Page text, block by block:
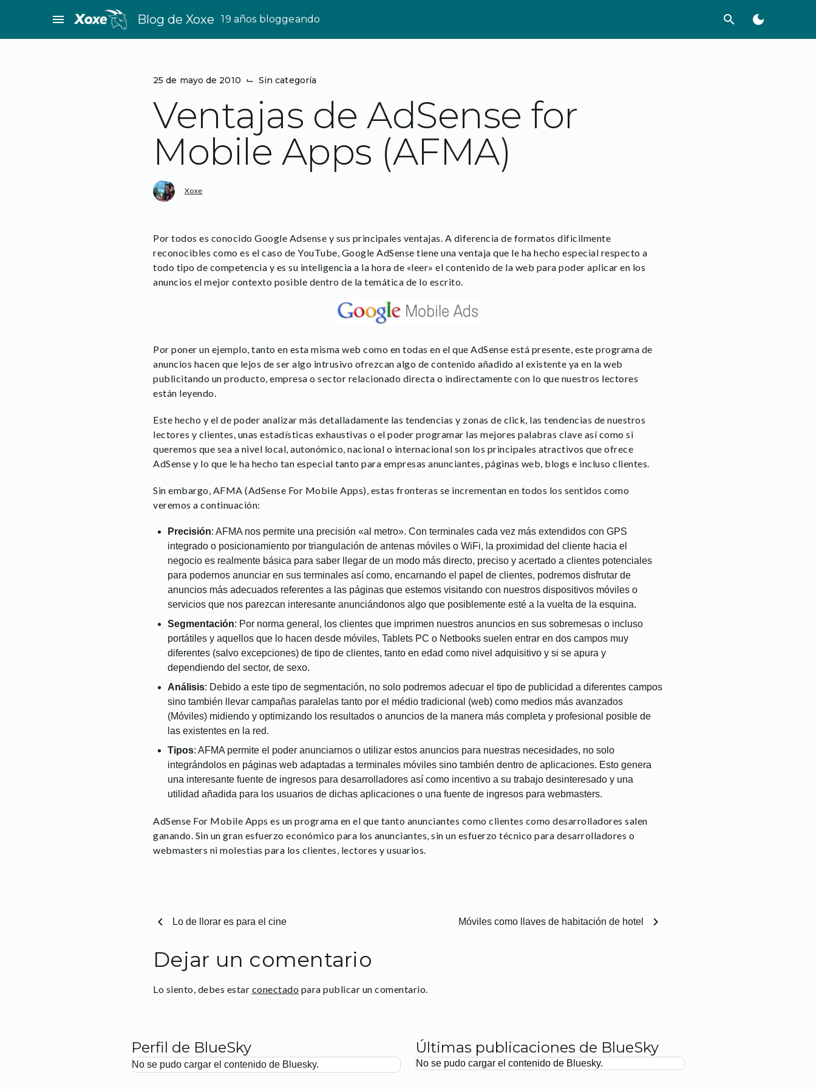
menu Blog de Xoxe 19 años bloggeando search dark_mode
25 de mayo de 2010 ⌙ Sin categoría
Ventajas de AdSense for
Mobile Apps (AFMA)
Xoxe
Por todos es conocido Google Adsense y sus principales ventajas. A diferencia de formatos dificilmente
reconocibles como es el caso de YouTube, Google AdSense tiene una ventaja que le ha hecho especial respecto a
todo tipo de competencia y es su inteligencia a la hora de «leer» el contenido de la web para poder aplicar en los
anuncios el mejor contexto posible dentro de la temática de lo escrito.
Por poner un ejemplo, tanto en esta misma web como en todas en el que AdSense está presente, este programa de
anuncios hacen que lejos de ser algo intrusivo ofrezcan algo de contenido añadido al existente ya en la web
publicitando un producto, empresa o sector relacionado directa o indirectamente con lo que nuestros lectores
están leyendo.
Este hecho y el de poder analizar más detalladamente las tendencias y zonas de click, las tendencias de nuestros
lectores y clientes, unas estadísticas exhaustivas o el poder programar las mejores palabras clave así como si
queremos que sea a nivel local, autonómico, nacional o internacional son los principales atractivos que ofrece
AdSense y lo que le ha hecho tan especial tanto para empresas anunciantes, páginas web, blogs e incluso clientes.
Sin embargo, AFMA (AdSense For Mobile Apps), estas fronteras se incrementan en todos los sentidos como
veremos a continuación:
Precisión: AFMA nos permite una precisión «al metro». Con terminales cada vez más extendidos con GPS
integrado o posicionamiento por triangulación de antenas móviles o WiFi, la proximidad del cliente hacia el
negocio es realmente básica para saber llegar de un modo más directo, preciso y acertado a clientes potenciales
para podernos anunciar en sus terminales así como, encarnando el papel de clientes, podremos disfrutar de
anuncios más adecuados referentes a las páginas que estemos visitando con nuestros dispositivos móviles o
servicios que nos parezcan interesante anunciándonos algo que posiblemente esté a la vuelta de la esquina.
Segmentación: Por norma general, los clientes que imprimen nuestros anuncios en sus sobremesas o incluso
portátiles y aquellos que lo hacen desde móviles, Tablets PC o Netbooks suelen entrar en dos campos muy
diferentes (salvo excepciones) de tipo de clientes, tanto en edad como nivel adquisitivo y si se apura y
dependiendo del sector, de sexo.
Análisis: Debido a este tipo de segmentación, no solo podremos adecuar el tipo de publicidad a diferentes campos
sino también llevar campañas paralelas tanto por el médio tradicional (web) como medios más avanzados
(Móviles) midiendo y optimizando los resultados o anuncios de la manera más completa y profesional posible de
las existentes en la red.
Tipos: AFMA permite el poder anunciarnos o utilizar estos anuncios para nuestras necesidades, no solo
integrándolos en páginas web adaptadas a terminales móviles sino también dentro de aplicaciones. Esto genera
una interesante fuente de ingresos para desarrolladores así como incentivo a su trabajo desinteresado y una
utilidad añadida para los usuarios de dichas aplicaciones o una fuente de ingresos para webmasters.
AdSense For Mobile Apps es un programa en el que tanto anunciantes como clientes como desarrolladores salen
ganando. Sin un gran esfuerzo económico para los anunciantes, sin un esfuerzo técnico para desarrolladores o
webmasters ni molestias para los clientes, lectores y usuarios.
chevron_left Lo de llorar es para el cine Móviles como llaves de habitación de hotel chevron_right
Dejar un comentario
Lo siento, debes estar conectado para publicar un comentario.
Perfil de BlueSky
No se pudo cargar el contenido de Bluesky.
Últimas publicaciones de BlueSky
No se pudo cargar el contenido de Bluesky.